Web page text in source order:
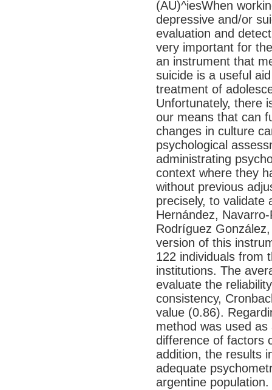
(AU)^iesWhen
depressive and/or
evaluation and
very important for
an instrument that
suicide is a useful
treatment of
Unfortunately, there
our means that can
changes in culture
psychological
administrating
context where they
without previous
precisely, to validate
Hernández,
Rodríguez
version of this
122 individuals from
institutions. The
evaluate the
consistency,
value (0.86).
method was used
difference of factors
addition, the results
adequate
argentine